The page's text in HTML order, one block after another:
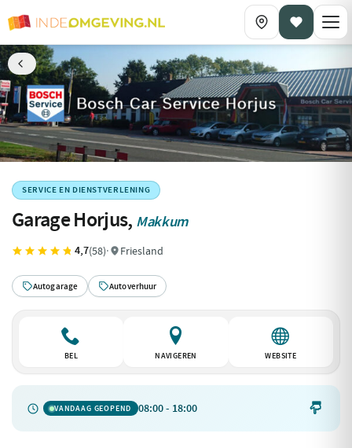
SERVICE EN DIENSTVERLENING
Garage Horjus, Makkum
4,7(58)· Friesland
Autogarage Autoverhuur
BEL NAVIGEREN WEBSITE
VANDAAG GEOPEND 08:00 - 18:00 